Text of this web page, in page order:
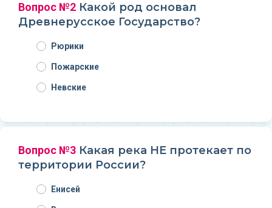
Вопрос №2 Какой род основал
Древнерусское Государство?
Рюрики
Пожарские
Невские
Вопрос №3 Какая река НЕ протекает по
территории России?
Енисей